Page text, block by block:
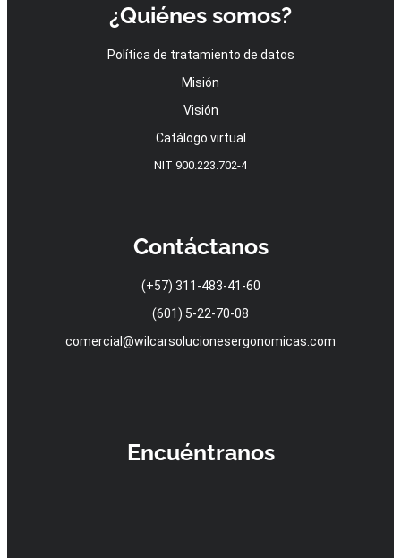
¿Quiénes somos?
Política de tratamiento de datos
Misión
Visión
Catálogo virtual
NIT 900.223.702-4
Contáctanos
(+57) 311-483-41-60
(601) 5-22-70-08
comercial@wilcarsolucionesergonomicas.com
Encuéntranos